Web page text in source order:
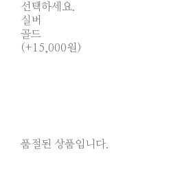
선택하세요.
실버
골드
(+15,000원)
품절된 상품입니다.